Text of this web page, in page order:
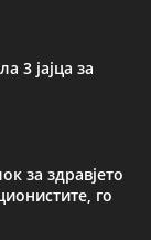
3 јајца за
за здравјето
го